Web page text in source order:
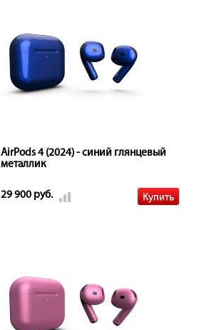
AirPods 4 (2024) - синий глянцевый
металлик
29 900 руб.